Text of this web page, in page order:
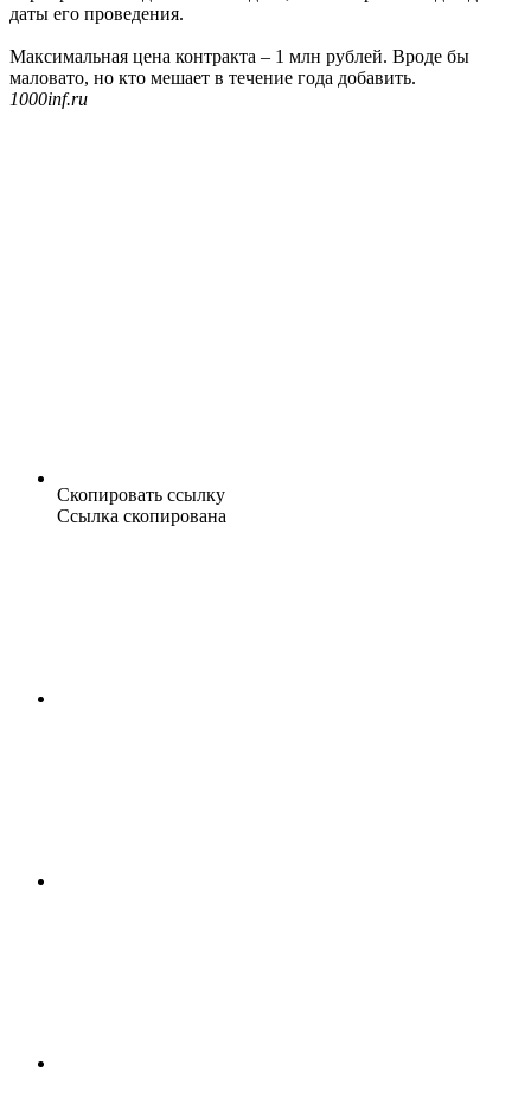
даты его проведения.
Максимальная цена контракта – 1 млн рублей. Вроде бы
маловато, но кто мешает в течение года добавить.
1000inf.ru
Скопировать ссылку
Ссылка скопирована